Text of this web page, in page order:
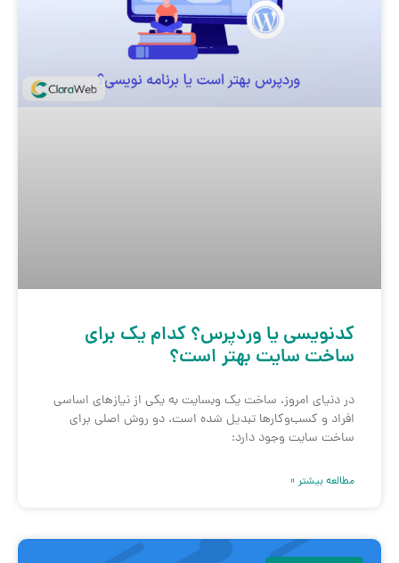
کدنویسی یا وردپرس؟ کدام یک برای
ساخت سایت بهتر است؟
در دنیای امروز، ساخت یک وبسایت به یکی از نیازهای اساسی
افراد و کسب‌وکارها تبدیل شده است. دو روش اصلی برای
ساخت سایت وجود دارد:
مطالعه بیشتر »